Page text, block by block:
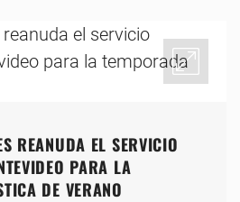
REANUDA EL SERVICIO
PARA LA
DE VERANO